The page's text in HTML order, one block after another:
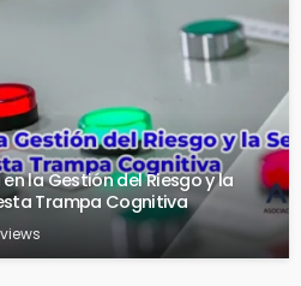
la Gestión del Riesgo y la
Trampa Cognitiva